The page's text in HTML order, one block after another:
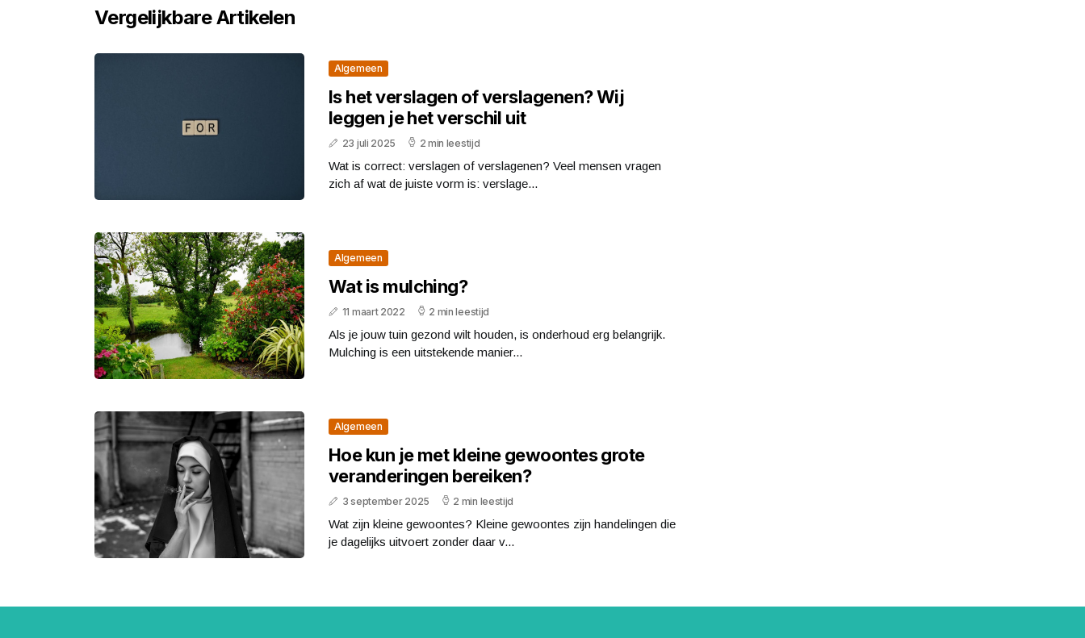
Vergelijkbare Artikelen
Algemeen
Is het verslagen of verslagenen? Wij
leggen je het verschil uit
23 juli 2025 2 min leestijd
Wat is correct: verslagen of verslagenen? Veel mensen vragen
zich af wat de juiste vorm is: verslage...
Algemeen
Wat is mulching?
11 maart 2022 2 min leestijd
Als je jouw tuin gezond wilt houden, is onderhoud erg belangrijk.
Mulching is een uitstekende manier...
Algemeen
Hoe kun je met kleine gewoontes grote
veranderingen bereiken?
3 september 2025 2 min leestijd
Wat zijn kleine gewoontes? Kleine gewoontes zijn handelingen die
je dagelijks uitvoert zonder daar v...